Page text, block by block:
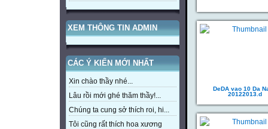
XEM THÔNG TIN ADMIN
CÁC Ý KIẾN MỚI NHẤT
Xin chào thầy nhé...
Lâu rồi mới ghé thăm thầy!...
Chúng ta cung sở thích roi, hi...
Tôi cũng rất thích hoa xương
DeDA vao 10 Da
20122013.d